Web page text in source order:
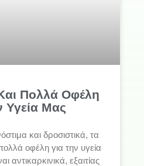
Πολλά Οφέλη
Υγεία Μας
και δροσιστικά, τα
οφέλη για την υγεία
αντικαρκινικά, εξαιτίας